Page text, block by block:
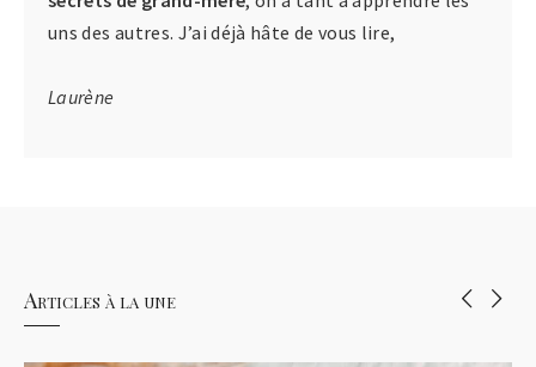
uns des autres. J’ai déjà hâte de vous lire,
Laurène
Articles à la une